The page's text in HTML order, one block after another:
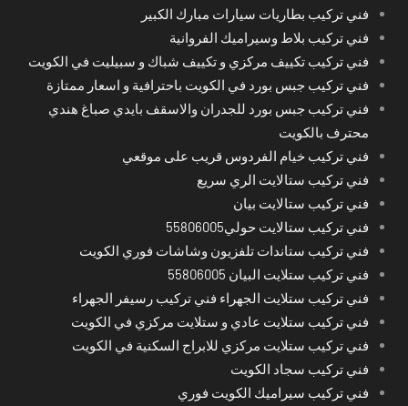
فني تركيب بطاريات سيارات مبارك الكبير
فني تركيب بلاط وسيراميك الفروانية
فني تركيب تكييف مركزي و تكييف شباك و سبيليت في الكويت
فني تركيب جبس بورد في الكويت باحترافية و اسعار ممتازة
فني تركيب جبس بورد للجدران والاسقف بايدي صباغ هندي
محترف بالكويت
فني تركيب خيام الفردوس قريب على موقعي
فني تركيب ستالايت الري سريع
فني تركيب ستالايت بيان
فني تركيب ستالايت حولي55806005
فني تركيب ستاندات تلفزيون وشاشات فوري الكويت
فني تركيب ستلايت البيان 55806005
فني تركيب ستلايت الجهراء فني تركيب رسيفر الجهراء
فني تركيب ستلايت عادي و ستلايت مركزي في الكويت
فني تركيب ستلايت مركزي للابراج السكنية في الكويت
فني تركيب سجاد الكويت
فني تركيب سيراميك الكويت فوري